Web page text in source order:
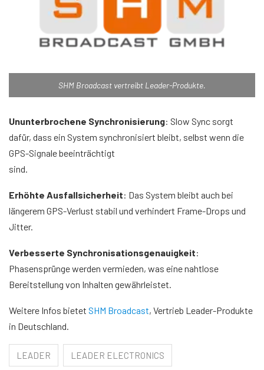
SHM Broadcast vertreibt Leader-Produkte.
Ununterbrochene Synchronisierung: Slow Sync sorgt
dafür, dass ein System synchronisiert bleibt, selbst wenn die
GPS-Signale beeinträchtigt
sind.
Erhöhte Ausfallsicherheit: Das System bleibt auch bei
längerem GPS-Verlust stabil und verhindert Frame-Drops und
Jitter.
Verbesserte Synchronisationsgenauigkeit:
Phasensprünge werden vermieden, was eine nahtlose
Bereitstellung von Inhalten gewährleistet.
Weitere Infos bietet SHM Broadcast, Vertrieb Leader-Produkte
in Deutschland.
LEADER LEADER ELECTRONICS